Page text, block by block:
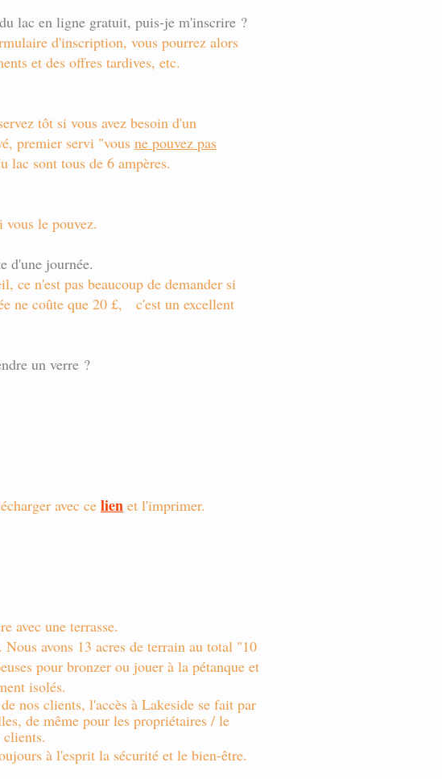
lac en ligne gratuit, puis-je m'inscrire ?
d'inscription, vous pourrez alors
et des offres tardives, etc.
tôt si vous avez besoin d'un
premier servi "vous ne pouvez pas
lac sont tous de 6 ampères.
le pouvez.
d'une journée.
ce n'est pas beaucoup de demander si
ne coûte que 20 £,
c'est un excellent
un verre ?
avec ce lien et l'imprimer.
avec une terrasse.
avons 13 acres de terrain au total "10
pour bronzer ou jouer à la pétanque et
isolés.
nos clients, l'accès à Lakeside se fait par
de même pour les propriétaires / le
à l'esprit la sécurité et le bien-être.